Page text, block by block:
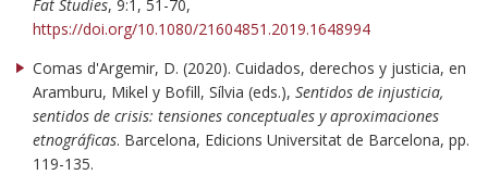
Fat Studies, 9:1, 51-70,
https://doi.org/10.1080/21604851.2019.1648994
Comas d'Argemir, D. (2020). Cuidados, derechos y justicia, en
Aramburu, Mikel y Bofill, Sílvia (eds.), Sentidos de injusticia,
sentidos de crisis: tensiones conceptuales y aproximaciones
etnográficas. Barcelona, Edicions Universitat de Barcelona, pp.
119-135.